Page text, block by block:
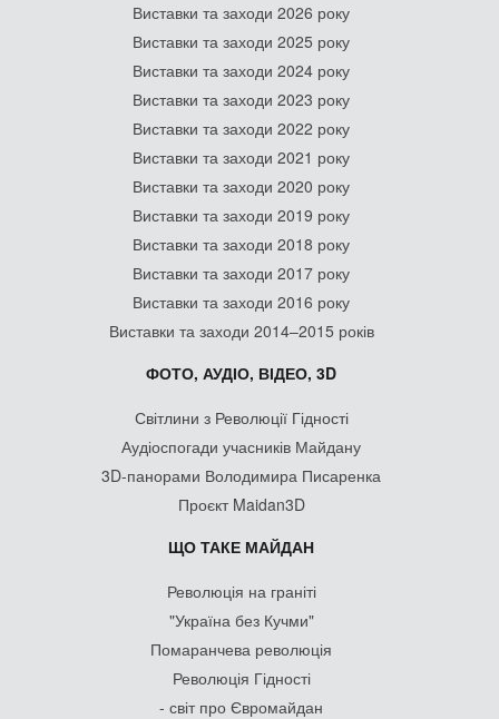
Виставки та заходи 2026 року
Виставки та заходи 2025 року
Виставки та заходи 2024 року
Виставки та заходи 2023 року
Виставки та заходи 2022 року
Виставки та заходи 2021 року
Виставки та заходи 2020 року
Виставки та заходи 2019 року
Виставки та заходи 2018 року
Виставки та заходи 2017 року
Виставки та заходи 2016 року
Виставки та заходи 2014–2015 років
ФОТО, АУДІО, ВІДЕО, 3D
Світлини з Революції Гідності
Аудіоспогади учасників Майдану
3D-панорами Володимира Писаренка
Проєкт Maidan3D
ЩО ТАКЕ МАЙДАН
Революція на граніті
"Україна без Кучми"
Помаранчева революція
Революція Гідності
- світ про Євромайдан